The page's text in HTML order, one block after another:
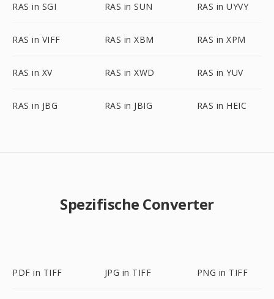
RAS in SGI RAS in SUN RAS in UYVY
RAS in VIFF RAS in XBM RAS in XPM
RAS in XV RAS in XWD RAS in YUV
RAS in JBG RAS in JBIG RAS in HEIC
Spezifische Converter
PDF in TIFF JPG in TIFF PNG in TIFF